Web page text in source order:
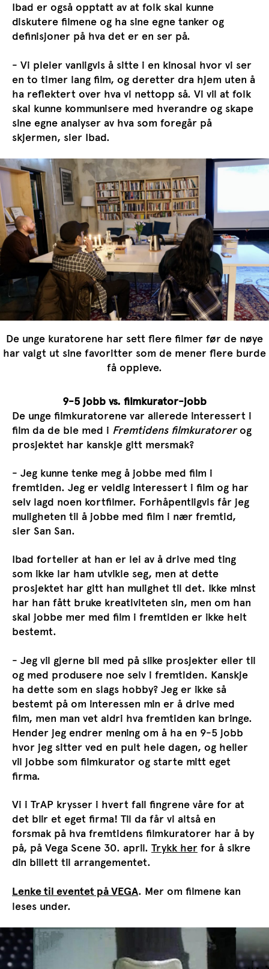
Ibad er også opptatt av at folk skal kunne
diskutere filmene og ha sine egne tanker og
definisjoner på hva det er en ser på.
- Vi pleier vanligvis å sitte i en kinosal hvor vi ser
en to timer lang film, og deretter dra hjem uten å
ha reflektert over hva vi nettopp så. Vi vil at folk
skal kunne kommunisere med hverandre og skape
sine egne analyser av hva som foregår på
skjermen, sier Ibad.
De unge kuratorene har sett flere filmer før de nøye
har valgt ut sine favoritter som de mener flere burde
få oppleve.
9-5 jobb vs. filmkurator-jobb
De unge filmkuratorene var allerede interessert i
film da de ble med i Fremtidens filmkuratorerog
prosjektet har kanskje gitt mersmak?
- Jeg kunne tenke meg å jobbe med film i
fremtiden. Jeg er veldig interessert i film og har
selv lagd noen kortfilmer. Forhåpentligvis får jeg
muligheten til å jobbe med film i nær fremtid,
sier San San.
Ibad forteller at han er lei av å drive med ting
som ikke lar ham utvikle seg, men at dette
prosjektet har gitt han mulighet til det. Ikke minst
har han fått bruke kreativiteten sin, men om han
skal jobbe mer med film i fremtiden er ikke helt
bestemt.
- Jeg vil gjerne bli med på slike prosjekter eller til
og med produsere noe selv i fremtiden. Kanskje
ha dette som en slags hobby? Jeg er ikke så
bestemt på om interessen min er å drive med
film, men man vet aldri hva fremtiden kan bringe.
Hender jeg endrer mening om å ha en 9-5 jobb
hvor jeg sitter ved en pult hele dagen, og heller
vil jobbe som filmkurator og starte mitt eget
firma.
Vi i TrAP krysser i hvert fall fingrene våre for at
det blir et eget firma! Til da får vi altså en
forsmak på hva fremtidens filmkuratorer har å by
på, på Vega Scene 30. april. Trykk her for å sikre
din billett til arrangementet.
Lenke til eventet på VEGA. Mer om filmene kan
leses under.